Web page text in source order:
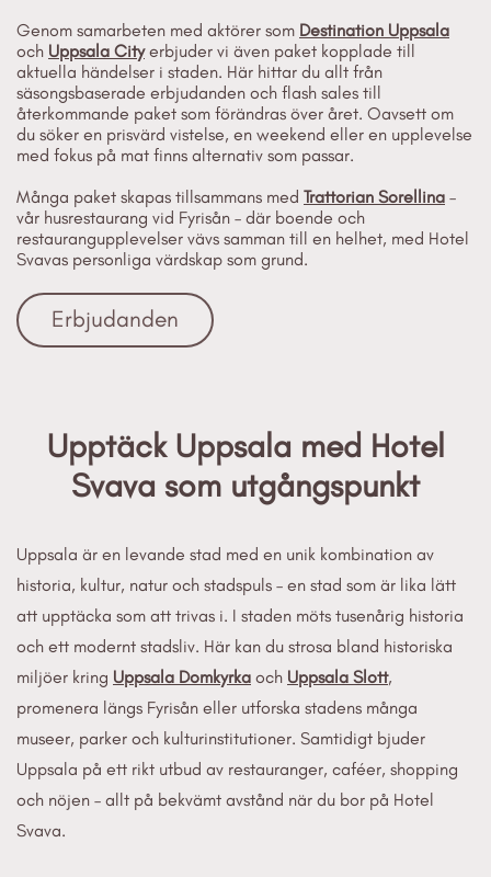
Genom samarbeten med aktörer som Destination Uppsala
och Uppsala Cityerbjuder vi även paket kopplade till
aktuella händelser i staden. Här hittar du allt från
säsongsbaserade erbjudanden och flash sales till
återkommande paket som förändras över året. Oavsett om
du söker en prisvärd vistelse, en weekend eller en upplevelse
med fokus på mat finns alternativ som passar.
Många paket skapas tillsammans med Trattorian Sorellina –
vår husrestaurang vid Fyrisån – där boende och
restaurangupplevelser vävs samman till en helhet, med Hotel
Svavas personliga värdskap som grund.
Erbjudanden
Upptäck Uppsala med Hotel
Svava som utgångspunkt
Uppsala är en levande stad med en unik kombination av
historia, kultur, natur och stadspuls – en stad som är lika lätt
att upptäcka som att trivas i. I staden möts tusenårig historia
och ett modernt stadsliv. Här kan du strosa bland historiska
miljöer kring Uppsala Domkyrka och Uppsala Slott,
promenera längs Fyrisån eller utforska stadens många
museer, parker och kulturinstitutioner. Samtidigt bjuder
Uppsala på ett rikt utbud av restauranger, caféer, shopping
och nöjen – allt på bekvämt avstånd när du bor på Hotel
Svava.